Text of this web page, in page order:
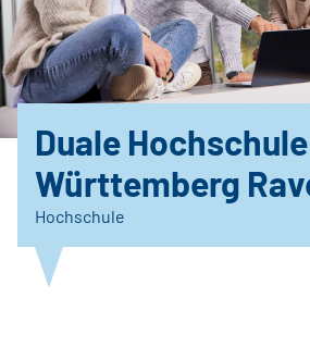
Duale
Württemberg
Hochschule